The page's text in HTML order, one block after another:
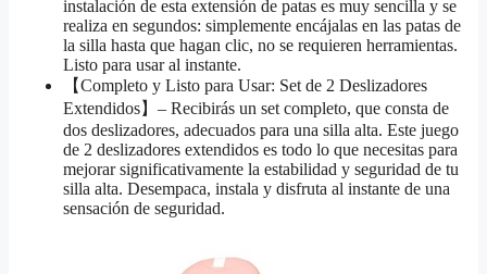
instalación de esta extensión de patas es muy sencilla y se
realiza en segundos: simplemente encájalas en las patas de
la silla hasta que hagan clic, no se requieren herramientas.
Listo para usar al instante.
【Completo y Listo para Usar: Set de 2 Deslizadores
Extendidos】– Recibirás un set completo, que consta de
dos deslizadores, adecuados para una silla alta. Este juego
de 2 deslizadores extendidos es todo lo que necesitas para
mejorar significativamente la estabilidad y seguridad de tu
silla alta. Desempaca, instala y disfruta al instante de una
sensación de seguridad.